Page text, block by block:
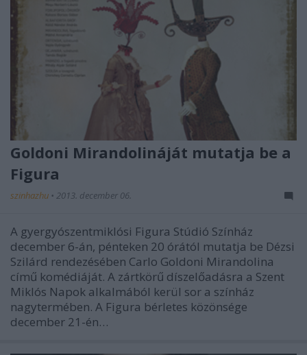
Goldoni Mirandolináját mutatja be a
Figura
szinhazhu • 2013. december 06.
A gyergyószentmiklósi Figura Stúdió Színház
december 6-án, pénteken 20 órától mutatja be Dézsi
Szilárd rendezésében Carlo Goldoni Mirandolina
című komédiáját. A zártkörű díszelőadásra a Szent
Miklós Napok alkalmából kerül sor a színház
nagytermében. A Figura bérletes közönsége
december 21-én…